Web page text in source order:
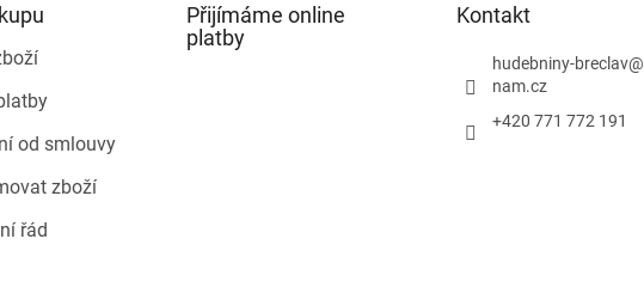
od smlouvy
zboží
řád
Přijímáme online
platby
Kontakt
hudebniny-breclav@
nam.cz
+420 771 772 191